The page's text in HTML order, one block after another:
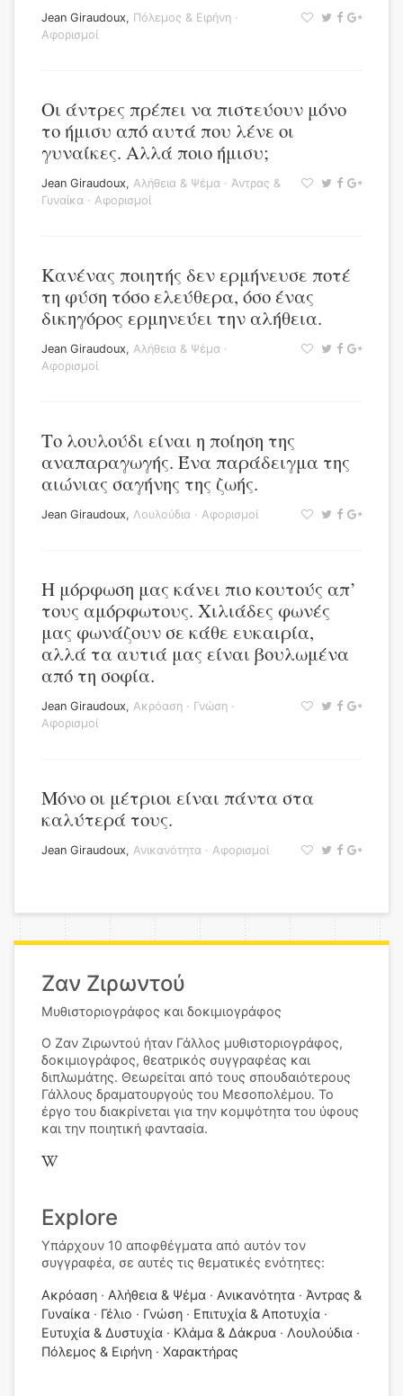
Jean Giraudoux, Πόλεμος & Ειρήνη ·
Αφορισμοί
Οι άντρες πρέπει να πιστεύουν μόνο
το ήμισυ από αυτά που λένε οι
γυναίκες. Αλλά ποιο ήμισυ;
Jean Giraudoux, Αλήθεια & Ψέμα · Άντρας &
Γυναίκα · Αφορισμοί
Κανένας ποιητής δεν ερμήνευσε ποτέ
τη φύση τόσο ελεύθερα, όσο ένας
δικηγόρος ερμηνεύει την αλήθεια.
Jean Giraudoux, Αλήθεια & Ψέμα ·
Αφορισμοί
Το λουλούδι είναι η ποίηση της
αναπαραγωγής. Ένα παράδειγμα της
αιώνιας σαγήνης της ζωής.
Jean Giraudoux, Λουλούδια · Αφορισμοί
Η μόρφωση μας κάνει πιο κουτούς απ’
τους αμόρφωτους. Χιλιάδες φωνές
μας φωνάζουν σε κάθε ευκαιρία,
αλλά τα αυτιά μας είναι βουλωμένα
από τη σοφία.
Jean Giraudoux, Ακρόαση · Γνώση ·
Αφορισμοί
Μόνο οι μέτριοι είναι πάντα στα
καλύτερά τους.
Jean Giraudoux, Ανικανότητα · Αφορισμοί
Ζαν Ζιρωντού
Μυθιστοριογράφος και δοκιμιογράφος
Ο Ζαν Ζιρωντού ήταν Γάλλος μυθιστοριογράφος,
δοκιμιογράφος, θεατρικός συγγραφέας και
διπλωμάτης. Θεωρείται από τους σπουδαιότερους
Γάλλους δραματουργούς του Μεσοπολέμου. Το
έργο του διακρίνεται για την κομψότητα του ύφους
και την ποιητική φαντασία.
Explore
Υπάρχουν 10 αποφθέγματα από αυτόν τον
συγγραφέα, σε αυτές τις θεματικές ενότητες:
Ακρόαση Αλήθεια & Ψέμα Ανικανότητα
Άντρας &
Γυναίκα
Γέλιο Γνώση
Επιτυχία & Αποτυχία
Ευτυχία & Δυστυχία
Κλάμα & Δάκρυα
Λουλούδια
Πόλεμος & Ειρήνη
Χαρακτήρας